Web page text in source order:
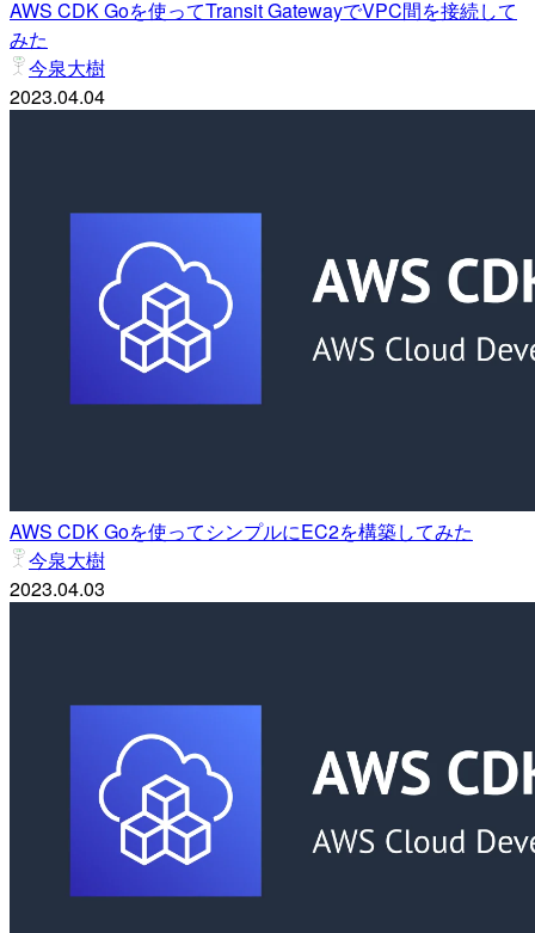
AWS CDK Goを使ってTransit GatewayでVPC間を接続して
みた
今泉大樹
2023.04.04
AWS CDK Goを使ってシンプルにEC2を構築してみた
今泉大樹
2023.04.03